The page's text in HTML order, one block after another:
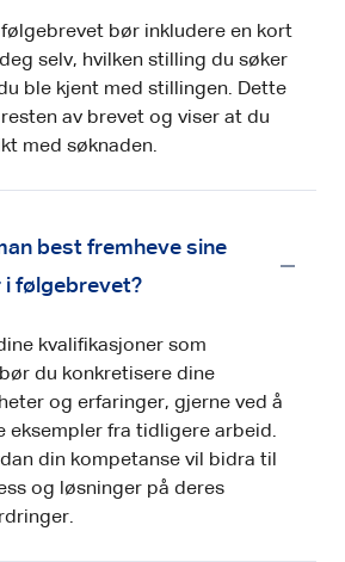
følgebrevet bør inkludere en kort
selv, hvilken stilling du søker
ble kjent med stillingen. Dette
av brevet og viser at du
med søknaden.
best fremheve sine
i følgebrevet?
kvalifikasjoner som
du konkretisere dine
og erfaringer, gjerne ved å
eksempler fra tidligere arbeid.
din kompetanse vil bidra til
og løsninger på deres